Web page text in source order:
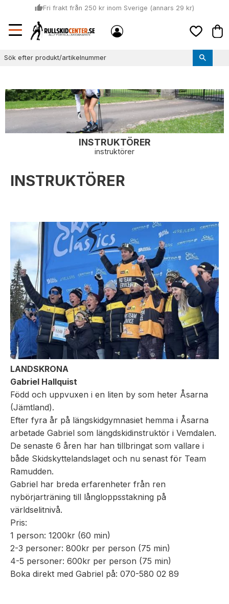
Meny
thumb_upFri frakt från 250 kr inom Sverige (annars 29 kr)
local_shipping
Sommar: Beställ innan kl 11:00 (mån-ons) och vi skickar lagervaror
samma dag
INSTRUKTÖRER
instruktörer
INSTRUKTÖRER
LANDSKRONA
Gabriel Hallquist
Född och uppvuxen i en liten by som heter Åsarna
(Jämtland).
Efter fyra år på längskidgymnasiet hemma i Åsarna
arbetade Gabriel som längdskidinstruktör i Vemdalen.
De senaste 6 åren har han tillbringat som vallare i
både Skidskyttelandslaget och nu senast för Team
Ramudden.
Gabriel har breda erfarenheter från ren
nybörjarträning till långloppsstakning på
världselitnivå.
Pris:
1 person: 1200kr (60 min)
2-3 personer: 800kr per person (75 min)
4-5 personer: 600kr per person (75 min)
Boka direkt med Gabriel på: 070-580 02 89